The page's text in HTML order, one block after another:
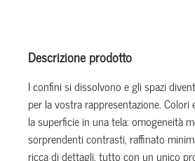
Descrizione prodotto
I confini si dissolvono e gli spazi
per la vostra rappresentazione.
la superficie in una tela: omogeneità
sorprendenti contrasti, raffinato
ricca di dettagli, tutto con un unico